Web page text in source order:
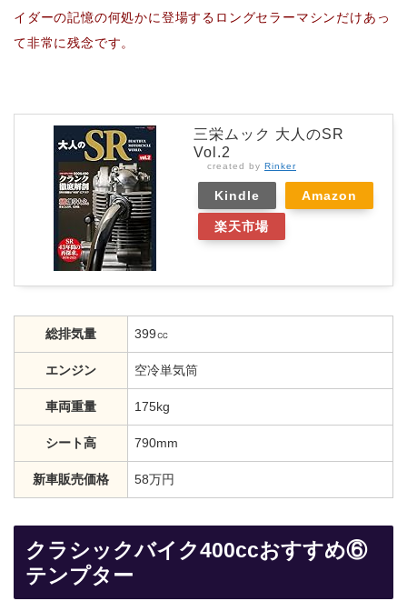
イダーの記憶の何処かに登場するロングセラーマシンだけあっ
て非常に残念です。
三栄ムック 大人のSR
Vol.2
created by Rinker
Kindle Amazon
楽天市場
総排気量 399㏄
エンジン 空冷単気筒
車両重量 175kg
シート高 790mm
新車販売価格 58万円
クラシックバイク400ccおすすめ⑥
テンプター